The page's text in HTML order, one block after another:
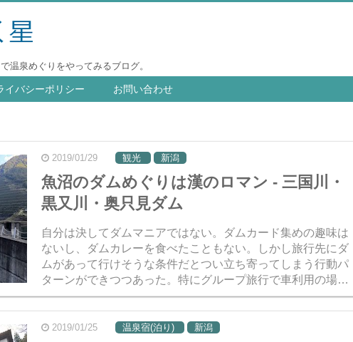
温泉めぐりをやってみるブログ。
イバシーポリシー お問い合わせ
2019/01/29 観光 新潟
魚沼のダムめぐりは漢のロマン - 三国川・
黒又川・奥只見ダム
自分は決してダムマニアではない。ダムカード集めの趣味は
ないし、ダムカレーを食べたこともない。しかし旅行先にダ
ムがあって行けそうな条件だとつい立ち寄ってしまう行動パ
ターンができつつあった。特にグループ旅行で車利用の場合
には。 秋の新潟県魚沼地域への旅行はまさにその条件が当
て...
2019/01/25 温泉宿(泊り) 新潟